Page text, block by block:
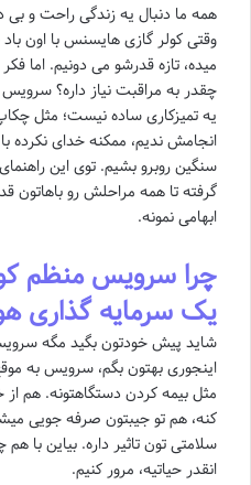
همه ما دنبال یه زندگی راحت و
وقتی کولر گازی هایسنس با اون
میده، تازه قدرشو می دونیم. اما
چقدر به مراقبت نیاز داره؟
یه تمیزکاری ساده نیست؛ مثل
انجامش ندیم، ممکنه خدای نکرده
سنگین روبرو بشیم. توی این
گرفته تا همه مراحلش رو باهاتون
ابهامی نمونه.
چرا سرویس منظم
یک سرمایه گذاری
شاید پیش خودتون بگید مگه
اینجوری بهتون بگم، سرویس به
مثل بیمه کردن دستگاهتونه. هم از
کنه، هم تو جیبتون صرفه جویی
سلامتی تون تاثیر داره. بیاین با
انقدر حیاتیه، مرور کنیم.